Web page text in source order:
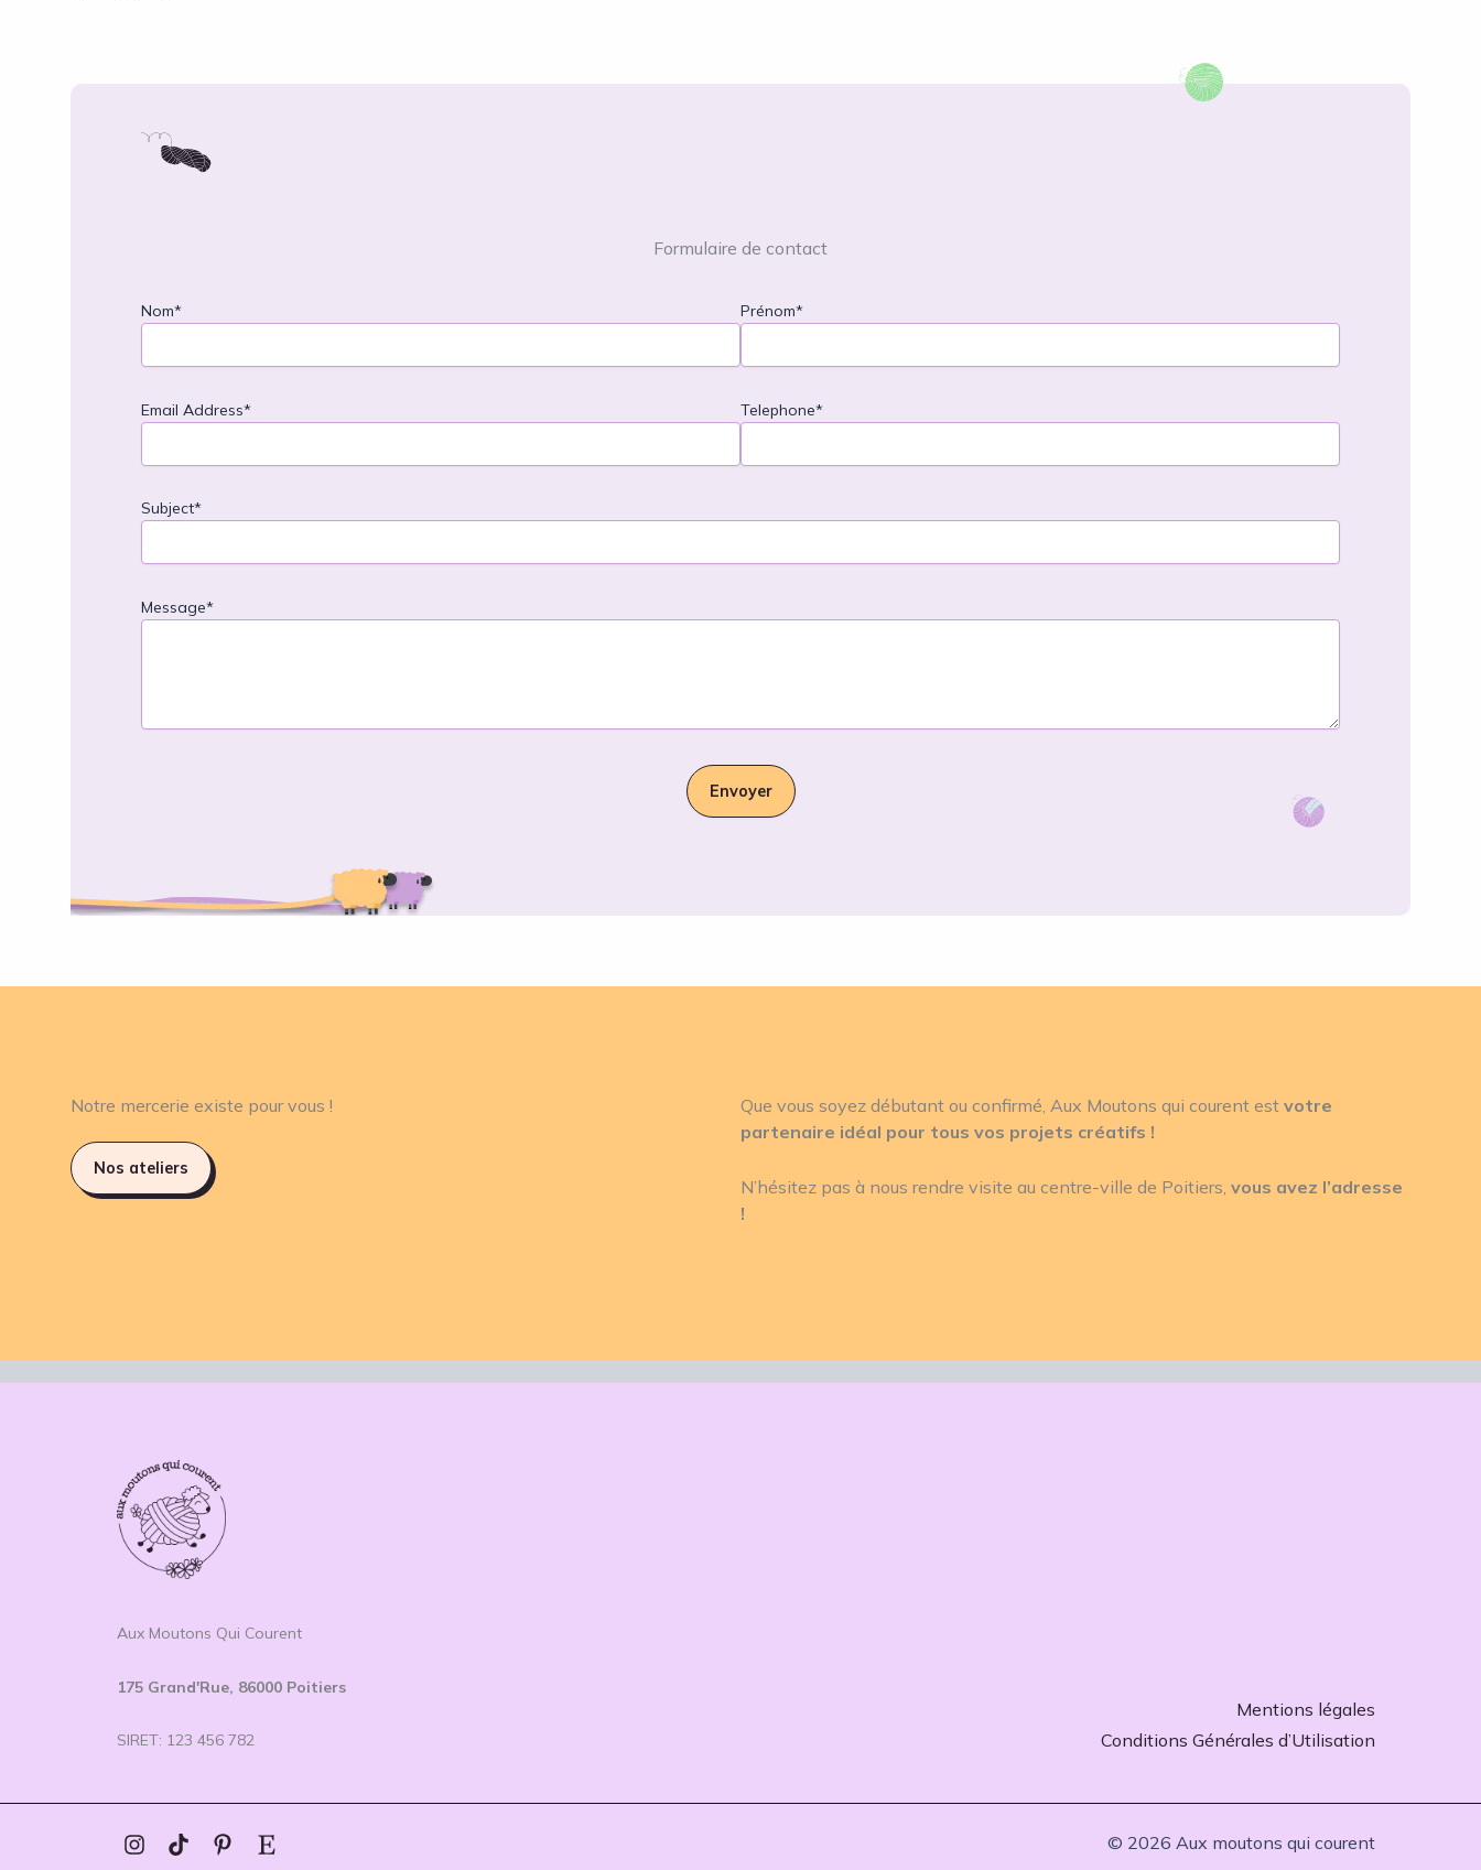
Formulaire de contact
Nom* Prénom*
Email Address* Telephone*
Subject*
Message*
Notre mercerie existe pour vous !
Nos ateliers
Que vous soyez débutant ou confirmé, Aux Moutons qui courent est votre
partenaire idéal pour tous vos projets créatifs !
N’hésitez pas à nous rendre visite au centre-ville de Poitiers, vous avez l’adresse
!
Aux Moutons Qui Courent
175 Grand'Rue, 86000 Poitiers
SIRET: 123 456 782
Mentions légales
Conditions Générales d’Utilisation
© 2026 Aux moutons qui courent